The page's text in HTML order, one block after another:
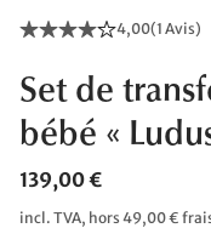
4,00(1 Avis)
Set de
bébé «
139,00 €
incl. TVA, hors 49,00 €